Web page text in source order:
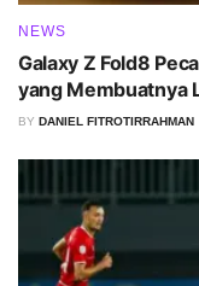
NEWS
Galaxy Z Fold8
yang Membuatnya
BY DANIEL FITROTIRRAHMAN